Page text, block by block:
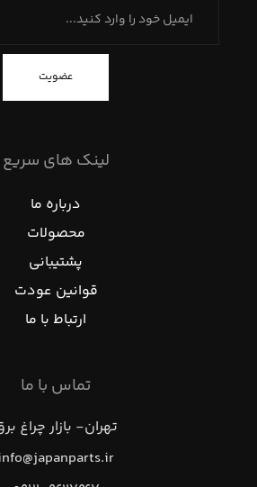
عضویت
لینک های سریع
درباره ما
محصولات
پشتیبانی
قوانین عودت
ارتباط با ما
تماس با ما
تهران- بازار چراغ